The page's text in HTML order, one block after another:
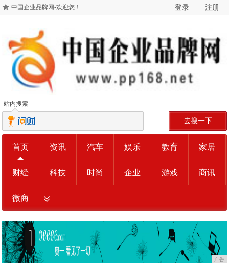
中国企业品牌网-欢迎您！ 登录 注册
站内搜索
去搜一下
首页 资讯 汽车 娱乐 教育 家居
财经 科技 时尚 企业 游戏 商讯
微商
广告